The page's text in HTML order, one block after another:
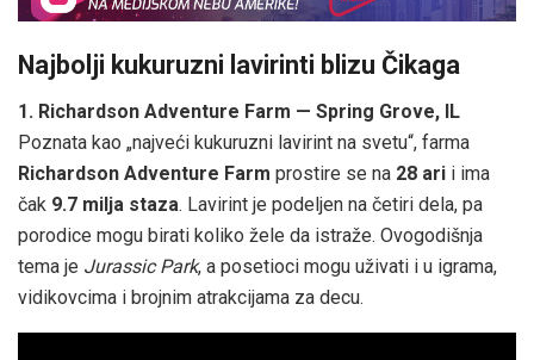
Najbolji kukuruzni lavirinti blizu Čikaga
1. Richardson Adventure Farm — Spring Grove, IL
Poznata kao „najveći kukuruzni lavirint na svetu“, farma
Richardson Adventure Farm prostire se na 28 ari i ima
čak 9.7 milja staza. Lavirint je podeljen na četiri dela, pa
porodice mogu birati koliko žele da istraže. Ovogodišnja
tema je Jurassic Park, a posetioci mogu uživati i u igrama,
vidikovcima i brojnim atrakcijama za decu.